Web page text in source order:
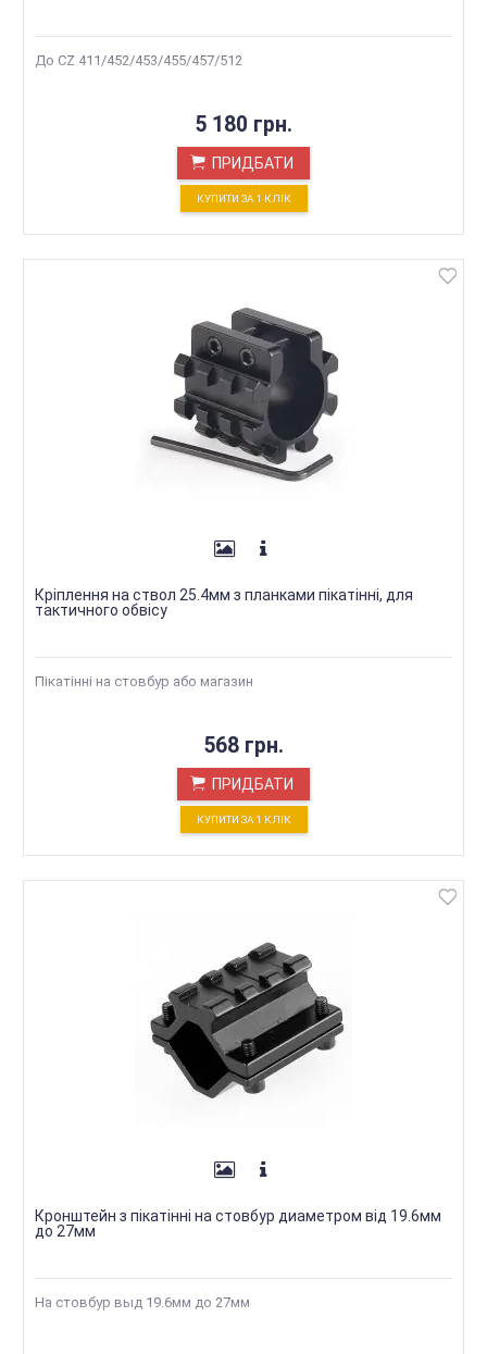
До CZ 411/452/453/455/457/512
5 180 грн.
ПРИДБАТИ
КУПИТИ ЗА 1 КЛIК
Кріплення на ствол 25.4мм з планками пікатінні, для
тактичного обвісу
Пікатінні на стовбур або магазин
568 грн.
ПРИДБАТИ
КУПИТИ ЗА 1 КЛIК
Кронштейн з пікатінні на стовбур диаметром від 19.6мм
до 27мм
На стовбур выд 19.6мм до 27мм